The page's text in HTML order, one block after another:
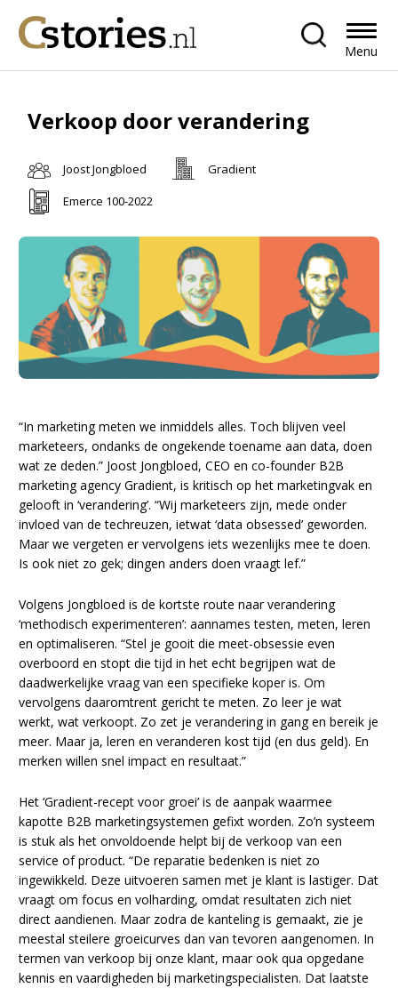
Menu
Verkoop door verandering
Joost Jongbloed
Gradient
Emerce 100-2022
“In marketing meten we inmiddels alles. Toch blijven veel
marketeers, ondanks de ongekende toename aan data, doen
wat ze deden.” Joost Jongbloed, CEO en co-founder B2B
marketing agency Gradient, is kritisch op het marketingvak en
gelooft in ‘verandering’. “Wij marketeers zijn, mede onder
invloed van de techreuzen, ietwat ‘data obsessed’ geworden.
Maar we vergeten er vervolgens iets wezenlijks mee te doen.
Is ook niet zo gek; dingen anders doen vraagt lef.”
Volgens Jongbloed is de kortste route naar verandering
‘methodisch experimenteren’: aannames testen, meten, leren
en optimaliseren. “Stel je gooit die meet-obsessie even
overboord en stopt die tijd in het echt begrijpen wat de
daadwerkelijke vraag van een specifieke koper is. Om
vervolgens daaromtrent gericht te meten. Zo leer je wat
werkt, wat verkoopt. Zo zet je verandering in gang en bereik je
meer. Maar ja, leren en veranderen kost tijd (en dus geld). En
merken willen snel impact en resultaat.”
Het ‘Gradient-recept voor groei’ is de aanpak waarmee
kapotte B2B marketingsystemen gefixt worden. Zo’n systeem
is stuk als het onvoldoende helpt bij de verkoop van een
service of product. “De reparatie bedenken is niet zo
ingewikkeld. Deze uitvoeren samen met je klant is lastiger. Dat
vraagt om focus en volharding, omdat resultaten zich niet
direct aandienen. Maar zodra de kanteling is gemaakt, zie je
meestal steilere groeicurves dan van tevoren aangenomen. In
termen van verkoop bij onze klant, maar ook qua opgedane
kennis en vaardigheden bij marketingspecialisten. Dat laatste